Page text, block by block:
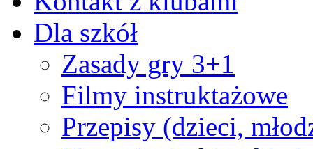
Dla szkół
Zasady gry 3+1
Filmy instruktażowe
Przepisy (dzieci,